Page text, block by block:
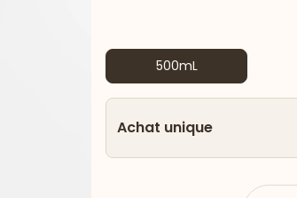
500mL
Achat unique